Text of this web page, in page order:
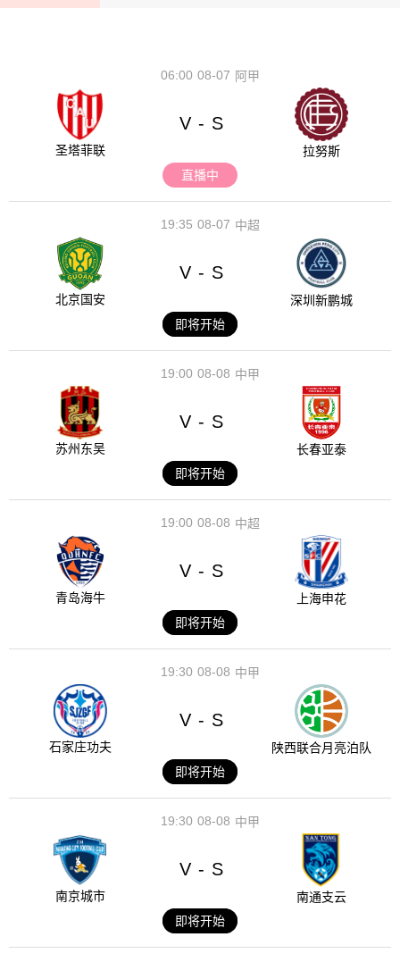
08-07
06:00 阿甲
圣塔菲联
V - S
拉努斯
直播中
08-07
19:35 中超
北京国安
V - S
深圳新鹏城
即将开始
08-08
19:00 中甲
苏州东吴
V - S
长春亚泰
即将开始
08-08
19:00 中超
青岛海牛
V - S
上海申花
即将开始
08-08
19:30 中甲
石家庄功夫
V - S
陕西联合月亮泊队
即将开始
08-08
19:30 中甲
南京城市
V - S
南通支云
即将开始